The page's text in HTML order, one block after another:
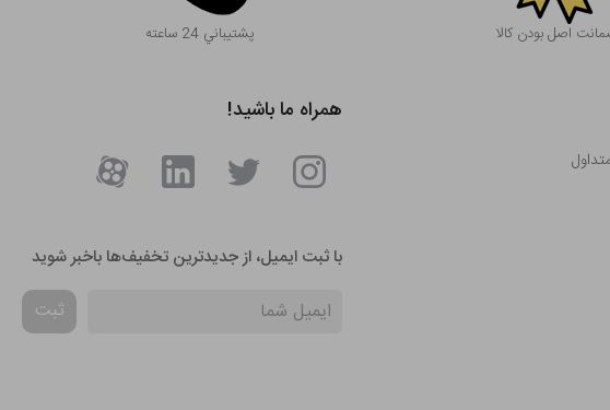
اصل بودن کالا پشتيباني 24 ساعته
همراه ما باشید!
با ثبت ایمیل، از جدید‌ترین تخفیف‌ها با‌خبر شوید
ثبت